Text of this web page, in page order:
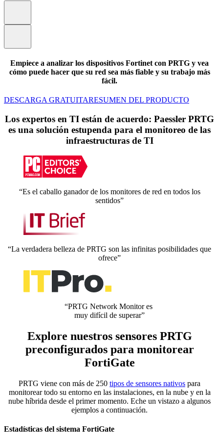
Empiece a analizar los dispositivos Fortinet con PRTG y vea
cómo puede hacer que su red sea más fiable y su trabajo más
fácil.
DESCARGA GRATUITARESUMEN DEL PRODUCTO
Los expertos en TI están de acuerdo: Paessler PRTG
es una solución estupenda para el monitoreo de las
infraestructuras de TI
“Es el caballo ganador de los monitores de red en todos los
sentidos”
“La verdadera belleza de PRTG son las infinitas posibilidades que
ofrece”
“PRTG Network Monitor es
muy difícil de superar”
Explore nuestros sensores PRTG
preconfigurados para monitorear
FortiGate
PRTG viene con más de 250 tipos de sensores nativos para
monitorear todo su entorno en las instalaciones, en la nube y en la
nube híbrida desde el primer momento. Eche un vistazo a algunos
ejemplos a continuación.
Estadísticas del sistema FortiGate